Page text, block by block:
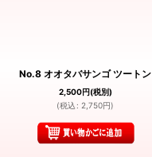
No.8 オオタバサンゴ ツートン
2,500円(税別)
(税込 : 2,750円)